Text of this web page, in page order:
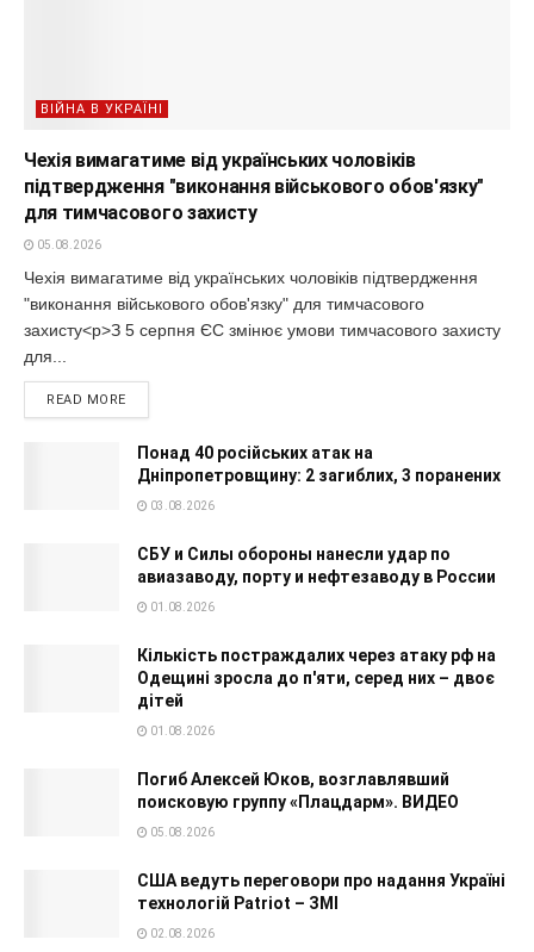
ВІЙНА В УКРАЇНІ
Чехія вимагатиме від українських чоловіків
підтвердження "виконання військового обов'язку"
для тимчасового захисту
05.08.2026
Чехія вимагатиме від українських чоловіків підтвердження
"виконання військового обов'язку" для тимчасового
захисту<p>З 5 серпня ЄС змінює умови тимчасового захисту
для...
READ MORE
Понад 40 російських атак на
Дніпропетровщину: 2 загиблих, 3 поранених
03.08.2026
СБУ и Силы обороны нанесли удар по
авиазаводу, порту и нефтезаводу в России
01.08.2026
Кількість постраждалих через атаку рф на
Одещині зросла до п'яти, серед них – двоє
дітей
01.08.2026
Погиб Алексей Юков, возглавлявший
поисковую группу «Плацдарм». ВИДЕО
05.08.2026
США ведуть переговори про надання Україні
технологій Patriot – ЗМІ
02.08.2026